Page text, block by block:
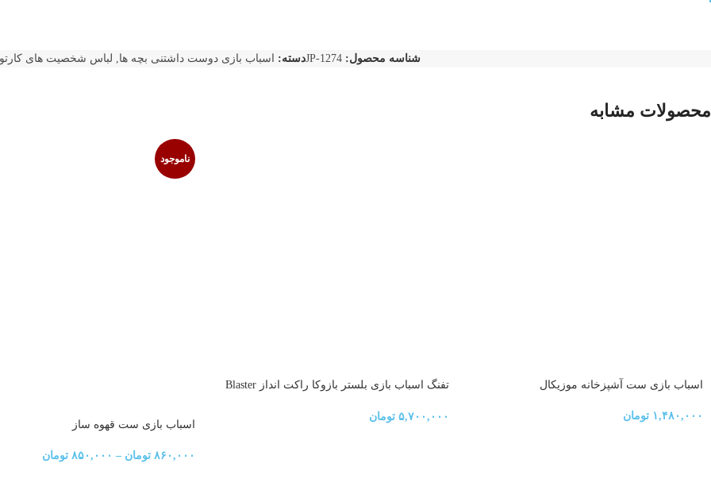
شناسه محصول:JP-1274دسته: اسباب بازی دوست داشتنی بچه ها, لباس شخصیت های
محصولات مشابه
اسباب بازی ست آشپزخانه موزیکال
۱,۴۸۰,۰۰۰ تومان
تفنگ اسباب بازی بلستر بازوکا راکت انداز Blaster
۵,۷۰۰,۰۰۰ تومان
ناموجود
اسباب بازی ست قهوه ساز
۸۶۰,۰۰۰ تومان – ۸۵۰,۰۰۰ تومان